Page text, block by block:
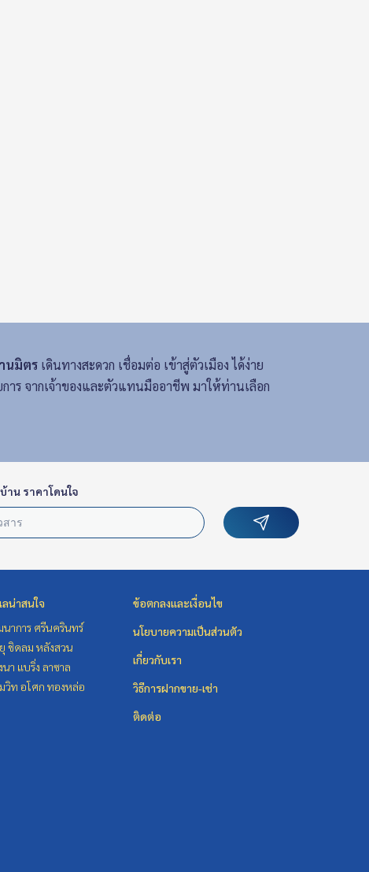
นมิตร เดินทางสะดวก เชื่อมต่อ เข้าสู่ตัวเมือง ได้ง่าย
าร จากเจ้าของและตัวแทนมืออาชีพ มาให้ท่านเลือก
าน ราคาโดนใจ
ลน่าสนใจ
าการ ศรีนครินทร์
ชิดลม หลังสวน
นา แบริ่ง ลาซาล
วิท อโศก ทองหล่อ
ข้อตกลงและเงื่อนไข
นโยบายความเป็นส่วนตัว
เกี่ยวกับเรา
วิธีการฝากขาย-เช่า
ติดต่อ